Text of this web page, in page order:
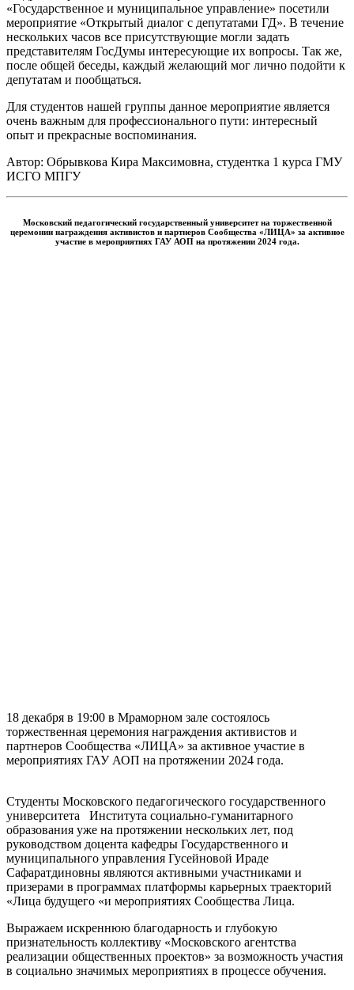
«Государственное и муниципальное управление» посетили
мероприятие «Открытый диалог с депутатами ГД». В течение
нескольких часов все присутствующие могли задать
представителям ГосДумы интересующие их вопросы. Так же,
после общей беседы, каждый желающий мог лично подойти к
депутатам и пообщаться.
Для студентов нашей группы данное мероприятие является
очень важным для профессионального пути: интересный
опыт и прекрасные воспоминания.
Автор: Обрывкова Кира Максимовна, студентка 1 курса ГМУ
ИСГО МПГУ
Московский педагогический государственный университет на торжественной
церемонии награждения активистов и партнеров Сообщества «ЛИЦА» за активное
участие в мероприятиях ГАУ АОП на протяжении 2024 года.
18 декабря в 19:00 в Мраморном зале состоялось
торжественная церемония награждения активистов и
партнеров Сообщества «ЛИЦА» за активное участие в
мероприятиях ГАУ АОП на протяжении 2024 года.
Студенты Московского педагогического государственного
университета
Института социально-гуманитарного
образования уже на протяжении нескольких лет, под
руководством доцента кафедры Государственного и
муниципального управления Гусейновой Ираде
Сафаратдиновны являются активными участниками и
призерами в программах платформы карьерных траекторий
«Лица будущего «и мероприятиях Сообщества Лица.
Выражаем искреннюю благодарность и глубокую
признательность коллективу «Московского агентства
реализации общественных проектов» за возможность участия
в социально значимых мероприятиях в процессе обучения.